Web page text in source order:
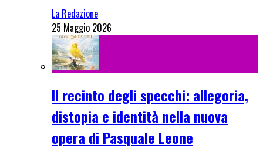
La Redazione
25 Maggio 2026
Il recinto degli specchi: allegoria,
distopia e identità nella nuova
opera di Pasquale Leone